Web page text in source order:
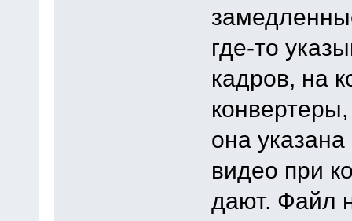
где-то
кадров, на
она
видео при
дают. Файл